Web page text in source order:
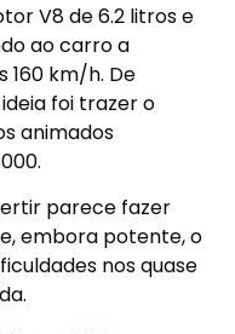
V8 de 6.2 litros e
ao carro a
160 km/h. De
foi trazer o
animados
parece fazer
embora potente, o
nos quase